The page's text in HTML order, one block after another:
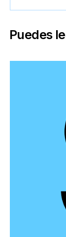
Puedes